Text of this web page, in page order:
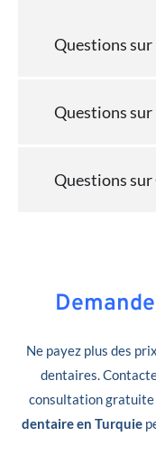
Questions sur
Questions
Questions
Ne payez plus des
dentaires.
consultation gratuite
dentaire en Turquie